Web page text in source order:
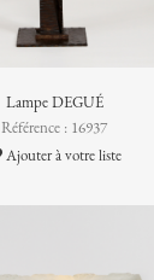
Lampe DEGUÉ
Référence : 16937
Ajouter à votre liste